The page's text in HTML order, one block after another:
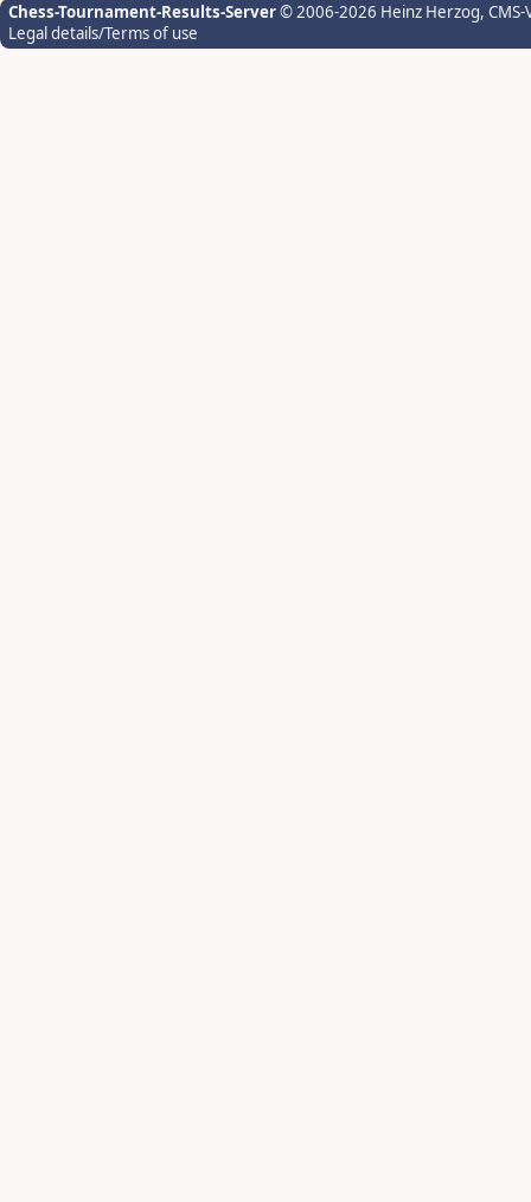
Chess-Tournament-Results-Server© 2006-2026 Heinz Herzog,
Legal details/Terms of use